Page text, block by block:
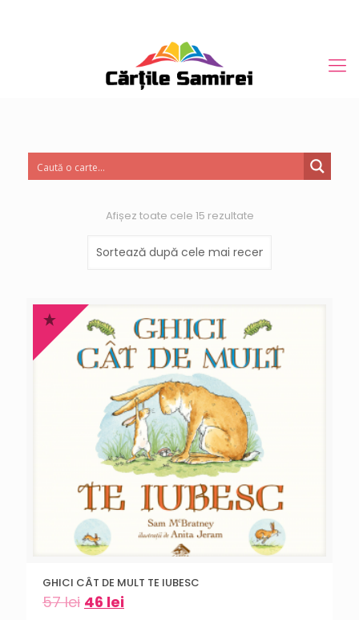
Afișez toate cele 15 rezultate
GHICI CÂT DE MULT TE IUBESC
57lei 46 lei